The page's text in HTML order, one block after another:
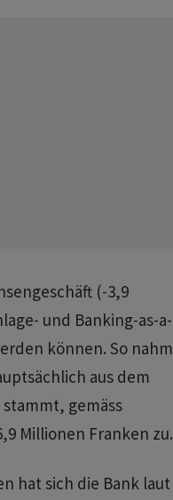
(-3,9
und Banking-as-a-
können. So nahm
aus dem
gemäss
Millionen Franken zu.
hat sich die Bank laut